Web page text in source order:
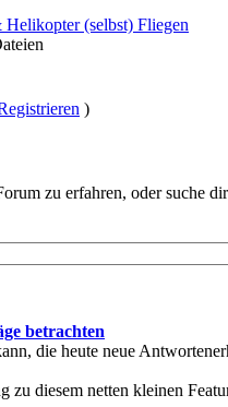
)
zu erfahren, oder suche
betrachten
die heute neue
zu diesem netten kleinen